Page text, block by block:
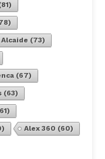
(73)
(67)
(63)
Alex 360 (60)